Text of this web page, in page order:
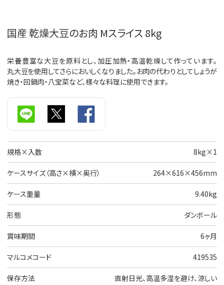
国産 乾燥大豆のお肉 Mスライス 8kg
栄養豊富な大豆を原料とし、加圧加熱・高温乾燥して作っています。
丸大豆を使用してさらにおいしくなりました。お肉の代わりとしてしょうが
焼き・回鍋肉・八宝菜など、様々な料理に使用できます。
規格×入数 8kg×1
ケースサイズ（高さ×横×奥行） 264×616×456mm
ケース重量 9.40kg
形態 ダンボール
賞味期間 6ヶ月
マルコメコード 419535
保存方法
直射日光、高温多湿を避け、涼しい